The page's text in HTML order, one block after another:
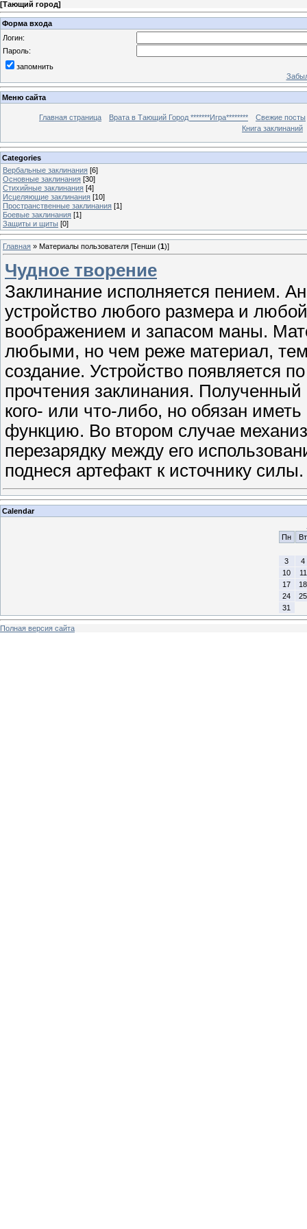
[Тающий город]
Форма входа
Логин:
Пароль:
запомнить
Меню сайта
Главная страница Врата в Тающий Город *******Игра********
Свежие посты
Книга заклинаний
Categories
Вербальные заклинания [6]
Основные заклинания [30]
Стихийные заклинания [4]
Исцеляющие заклинания [10]
Пространственные заклинания [1]
Боевые заклинания [1]
Защиты и щиты [0]
Главная » Материалы пользователя [Тенши (1)]
Чудное творение
Заклинание исполняется пением.
устройство любого размера и
воображением и запасом маны.
любыми, но чем реже материал,
создание. Устройство появляется
прочтения заклинания.
кого- или что-либо, но обязан
функцию. Во втором случае
перезарядку между его
поднеся артефакт к источнику силы.
Calendar
Пн
Вт
3
4
10
11
17
18
24
25
31
Полная версия сайта